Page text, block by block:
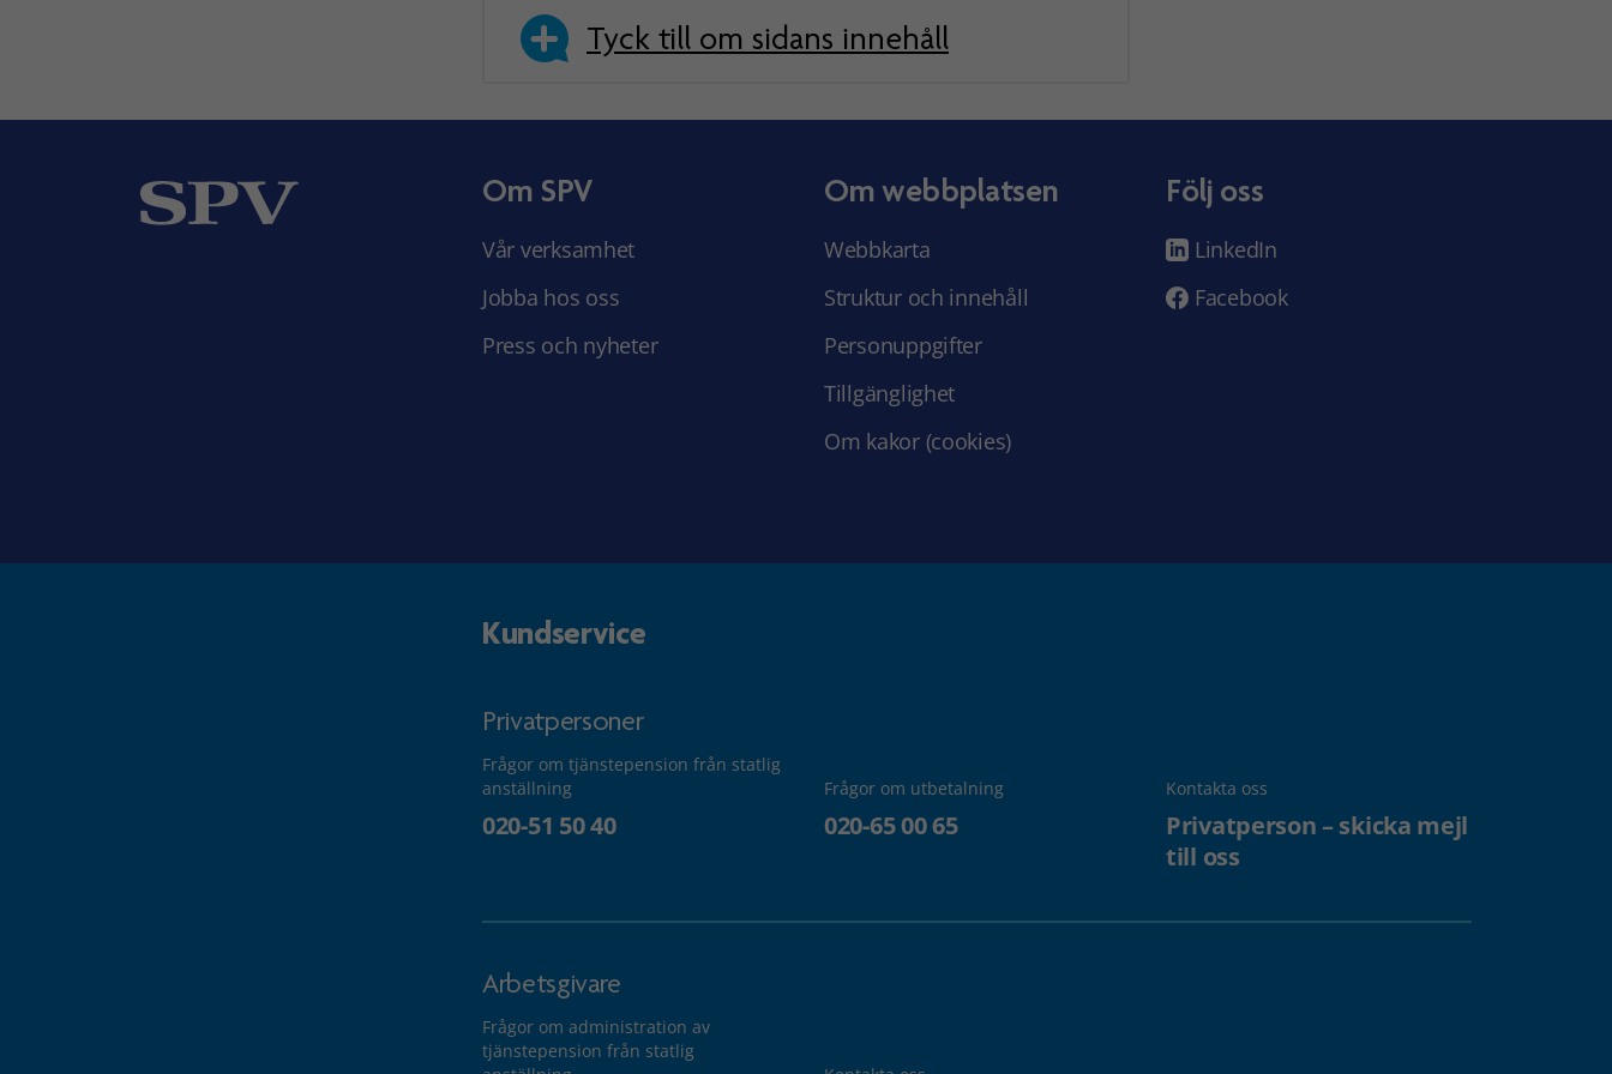
Tyck till om sidans innehåll
Om SPV
Vår verksamhet
Jobba hos oss
Press och nyheter
Om webbplatsen
Webbkarta
Struktur och innehåll
Personuppgifter
Tillgänglighet
Om kakor (cookies)
Följ oss
LinkedIn
Facebook
Kundservice
Privatpersoner
Frågor om tjänstepension från statlig
anställning
020-51 50 40
Frågor om utbetalning
020-65 00 65
Kontakta oss
Privatperson – skicka mejl
till oss
Arbetsgivare
Frågor om administration av
tjänstepension från statlig